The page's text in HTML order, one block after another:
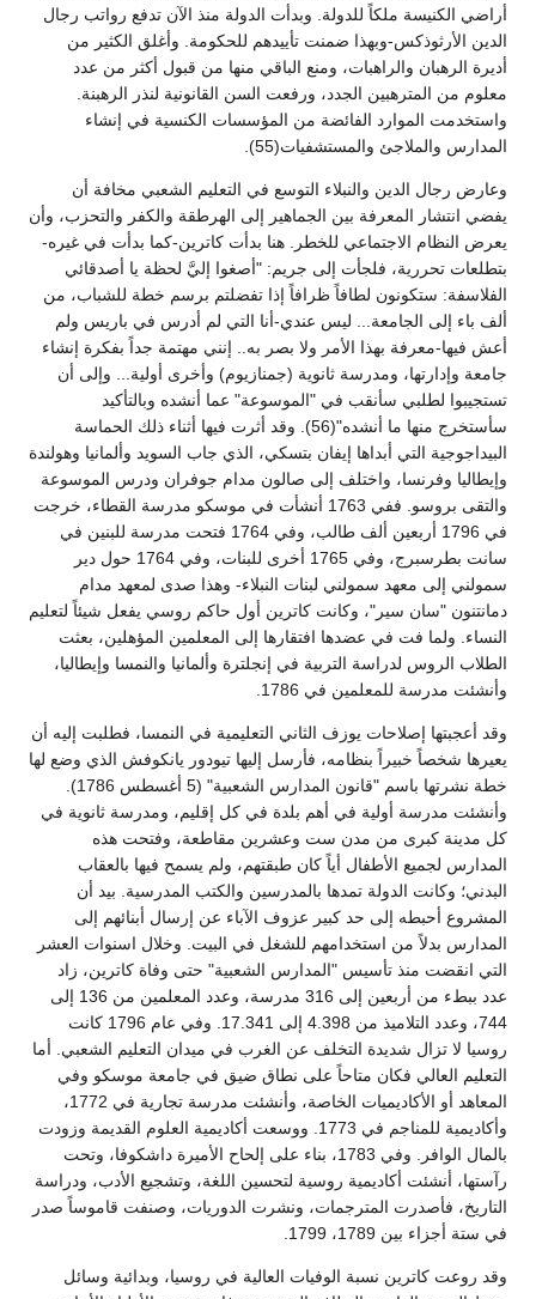
أراضي الكنيسة ملكاً للدولة. وبدأت الدولة منذ الآن تدفع رواتب رجال
الدين الأرثوذكس-وبهذا ضمنت تأييدهم للحكومة. وأغلق الكثير من
أديرة الرهبان والراهبات، ومنع الباقي منها من قبول أكثر من عدد
معلوم من المترهبين الجدد، ورفعت السن القانونية لنذر الرهبنة.
واستخدمت الموارد الفائضة من المؤسسات الكنسية في إنشاء
المدارس والملاجئ والمستشفيات(55).
وعارض رجال الدين والنبلاء التوسع في التعليم الشعبي مخافة أن
يفضي انتشار المعرفة بين الجماهير إلى الهرطقة والكفر والتحزب، وأن
يعرض النظام الاجتماعي للخطر. هنا بدأت كاترين-كما بدأت في غيره-
بتطلعات تحررية، فلجأت إلى جريم: "أصغوا إليَّ لحظة يا أصدقائي
الفلاسفة: ستكونون لطافاً ظرافاً إذا تفضلتم برسم خطة للشباب، من
ألف باء إلى الجامعة... ليس عندي-أنا التي لم أدرس في باريس ولم
أعش فيها-معرفة بهذا الأمر ولا بصر به.. إنني مهتمة جداً بفكرة إنشاء
جامعة وإدارتها، ومدرسة ثانوية (جمنازيوم) وأخرى أولية... وإلى أن
تستجيبوا لطلبي سأنقب في "الموسوعة" عما أنشده وبالتأكيد
سأستخرج منها ما أنشده"(56). وقد أثرت فيها أثناء ذلك الحماسة
البيداجوجية التي أبداها إيفان بتسكي، الذي جاب السويد وألمانيا وهولندة
وإيطاليا وفرنسا، واختلف إلى صالون مدام جوفران ودرس الموسوعة
والتقى بروسو. ففي 1763 أنشأت في موسكو مدرسة القطاء، خرجت
في 1796 أربعين ألف طالب، وفي 1764 فتحت مدرسة للبنين في
سانت بطرسبرج، وفي 1765 أخرى للبنات، وفي 1764 حول دير
سمولني إلى معهد سمولني لبنات النبلاء- وهذا صدى لمعهد مدام
دمانتنون "سان سير"، وكانت كاترين أول حاكم روسي يفعل شيئاً لتعليم
النساء. ولما فت في عضدها افتقارها إلى المعلمين المؤهلين، بعثت
الطلاب الروس لدراسة التربية في إنجلترة وألمانيا والنمسا وإيطاليا،
وأنشئت مدرسة للمعلمين في 1786.
وقد أعجبتها إصلاحات يوزف الثاني التعليمية في النمسا، فطلبت إليه أن
يعيرها شخصاً خبيراً بنظامه، فأرسل إليها تيودور يانكوفش الذي وضع لها
خطة نشرتها باسم "قانون المدارس الشعبية" (5 أغسطس 1786).
وأنشئت مدرسة أولية في أهم بلدة في كل إقليم، ومدرسة ثانوية في
كل مدينة كبرى من مدن ست وعشرين مقاطعة، وفتحت هذه
المدارس لجميع الأطفال أياً كان طبقتهم، ولم يسمح فيها بالعقاب
البدني؛ وكانت الدولة تمدها بالمدرسين والكتب المدرسية. بيد أن
المشروع أحبطه إلى حد كبير عزوف الآباء عن إرسال أبنائهم إلى
المدارس بدلاً من استخدامهم للشغل في البيت. وخلال اسنوات العشر
التي انقضت منذ تأسيس "المدارس الشعبية" حتى وفاة كاترين، زاد
عدد ببطء من أربعين إلى 316 مدرسة، وعدد المعلمين من 136 إلى
744، وعدد التلاميذ من 4.398 إلى 17.341. وفي عام 1796 كانت
روسيا لا تزال شديدة التخلف عن الغرب في ميدان التعليم الشعبي. أما
التعليم العالي فكان متاحاً على نطاق ضيق في جامعة موسكو وفي
المعاهد أو الأكاديميات الخاصة، وأنشئت مدرسة تجارية في 1772،
وأكاديمية للمناجم في 1773. ووسعت أكاديمية العلوم القديمة وزودت
بالمال الوافر. وفي 1783، بناء على إلحاح الأميرة داشكوفا، وتحت
رآستها، أنشئت أكاديمية روسية لتحسين اللغة، وتشجيع الأدب، ودراسة
التاريخ، فأصدرت المترجمات، ونشرت الدوريات، وصنفت قاموساً صدر
في ستة أجزاء بين 1789، 1799.
وقد روعت كاترين نسبة الوفيات العالية في روسيا، وبدائية وسائل